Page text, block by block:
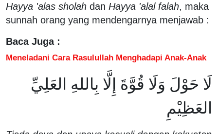
Hayya 'alas sholah dan Hayya 'alal falah, maka
sunnah orang yang mendengarnya menjawab :
Baca Juga :
Meneladani Cara Rasulullah Menghadapi Anak-Anak
لَا حَوْلَ وَلَا قُوَّةَ إِلَّا بِاللهِ العَلِيِّ
العَظِيْمِ